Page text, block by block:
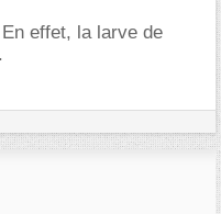
effet, la larve de